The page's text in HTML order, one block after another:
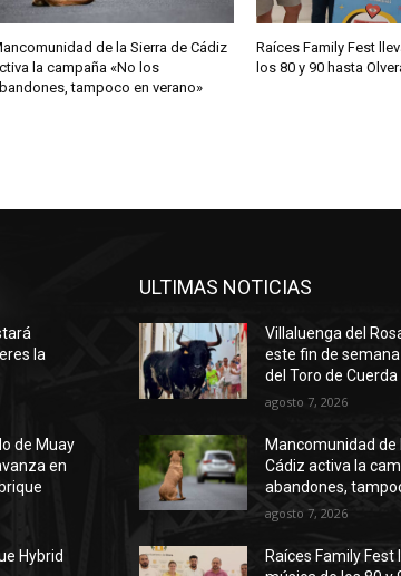
de la Sierra de Cádiz
la campaña «No los
tampoco en verano»
Raíces Family Fest
los 80 y 90 hasta
la
de Muay
en
Hybrid
ULTIMAS NOTICIAS
Villaluenga del
este fin de
del Toro de Cuerda
agosto 7, 2026
Mancomunidad de
Cádiz activa la
abandones,
agosto 7, 2026
Raíces Family Fest